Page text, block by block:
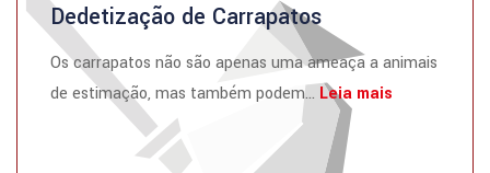
Dedetização de Carrapatos
Os carrapatos não são apenas uma ameaça a animais
de estimação, mas também podem... Leia mais